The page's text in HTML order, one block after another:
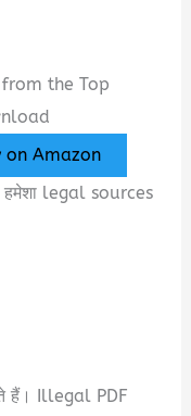
the Top
on Amazon
हमेशा legal sources
हैं। Illegal PDF